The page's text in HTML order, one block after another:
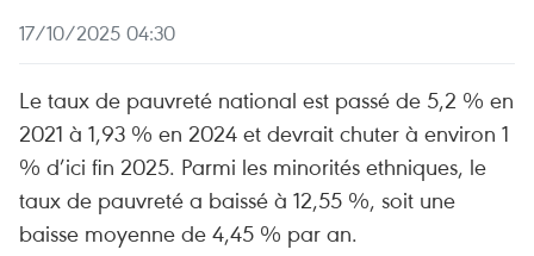
17/10/2025 04:30
Le taux de pauvreté national est passé de 5,2 % en
2021 à 1,93 % en 2024 et devrait chuter à environ 1
% d’ici fin 2025. Parmi les minorités ethniques, le
taux de pauvreté a baissé à 12,55 %, soit une
baisse moyenne de 4,45 % par an.